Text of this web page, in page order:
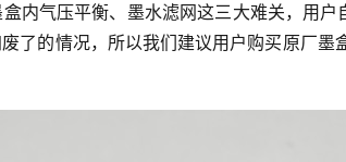
内气压平衡、墨水滤网这三大难关，用户
了的情况，所以我们建议用户购买原厂墨